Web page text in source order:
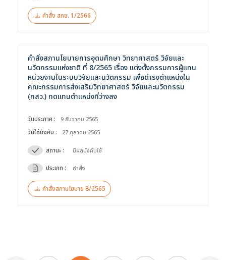
คำสั่ง สภช. 1/2566
คำสั่งสภานโยบายการอุดมศึกษา วิทยาศาสตร์ วิจัยและ
นวัตกรรมแห่งชาติ ที่ 8/2565 เรื่อง แต่งตั้งกรรมการผู้แทน
หน่วยงานในระบบวิจัยและนวัตกรรม เพื่อดำรงตำแหน่งใน
คณะกรรมการส่งเสริมวิทยาศาสตร์ วิจัยและนวัตกรรม
(กสว.) ทดแทนตำแหน่งที่ว่างลง
วันประกาศ : 9 ธันวาคม 2565
วันใช้บังคับ : 27 ตุลาคม 2565
สถานะ : มีผลบังคับใช้
ประเภท : คำสั่ง
คำสั่งสภานโยบาย 8/2565